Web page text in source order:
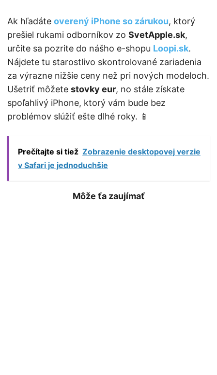
Ak hľadáte overený iPhone so zárukou, ktorý
prešiel rukami odborníkov zo SvetApple.sk,
určite sa pozrite do nášho e-shopu Loopi.sk.
Nájdete tu starostlivo skontrolované zariadenia
za výrazne nižšie ceny než pri nových modeloch.
Ušetriť môžete stovky eur, no stále získate
spoľahlivý iPhone, ktorý vám bude bez
problémov slúžiť ešte dlhé roky. 📱
Prečítajte si tiež Zobrazenie desktopovej verzie
v Safari je jednoduchšie
Môže ťa zaujímať